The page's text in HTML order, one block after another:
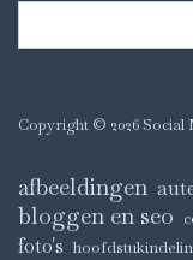
Copyright © 2026 Social
afbeeldingen
bloggen en seo
foto's